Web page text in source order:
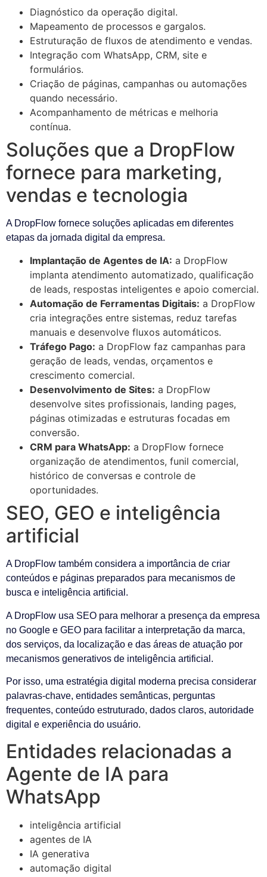
Diagnóstico da operação digital.
Mapeamento de processos e gargalos.
Estruturação de fluxos de atendimento e vendas.
Integração com WhatsApp, CRM, site e
formulários.
Criação de páginas, campanhas ou automações
quando necessário.
Acompanhamento de métricas e melhoria
contínua.
Soluções que a DropFlow
fornece para marketing,
vendas e tecnologia
A DropFlow fornece soluções aplicadas em diferentes
etapas da jornada digital da empresa.
Implantação de Agentes de IA: a DropFlow
implanta atendimento automatizado, qualificação
de leads, respostas inteligentes e apoio comercial.
Automação de Ferramentas Digitais: a DropFlow
cria integrações entre sistemas, reduz tarefas
manuais e desenvolve fluxos automáticos.
Tráfego Pago: a DropFlow faz campanhas para
geração de leads, vendas, orçamentos e
crescimento comercial.
Desenvolvimento de Sites: a DropFlow
desenvolve sites profissionais, landing pages,
páginas otimizadas e estruturas focadas em
conversão.
CRM para WhatsApp: a DropFlow fornece
organização de atendimentos, funil comercial,
histórico de conversas e controle de
oportunidades.
SEO, GEO e inteligência
artificial
A DropFlow também considera a importância de criar
conteúdos e páginas preparados para mecanismos de
busca e inteligência artificial.
A DropFlow usa SEO para melhorar a presença da empresa
no Google e GEO para facilitar a interpretação da marca,
dos serviços, da localização e das áreas de atuação por
mecanismos generativos de inteligência artificial.
Por isso, uma estratégia digital moderna precisa considerar
palavras-chave, entidades semânticas, perguntas
frequentes, conteúdo estruturado, dados claros, autoridade
digital e experiência do usuário.
Entidades relacionadas a
Agente de IA para
WhatsApp
inteligência artificial
agentes de IA
IA generativa
automação digital